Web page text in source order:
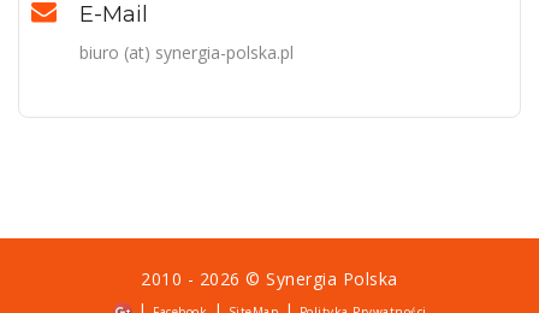
E-Mail
biuro (at) synergia-polska.pl
2010 - 2026 ©Synergia Polska